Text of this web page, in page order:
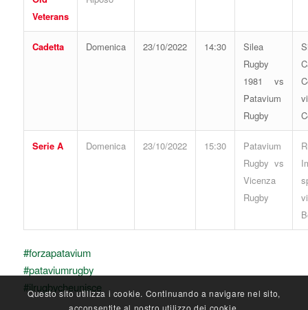
Veterans
Cadetta Domenica 23/10/2022 14:30
Silea
Rugby
1981 vs
Patavium
Rugby
Serie A Domenica 23/10/2022 15:30
Patavium
Rugby vs
Vicenza
Rugby
#forzapatavium
#pataviumrugby
#ilrugbycheunisce
Questo sito utilizza i cookie. Continuando a navigare nel sito,
acconsentite al nostro utilizzo dei cookie.